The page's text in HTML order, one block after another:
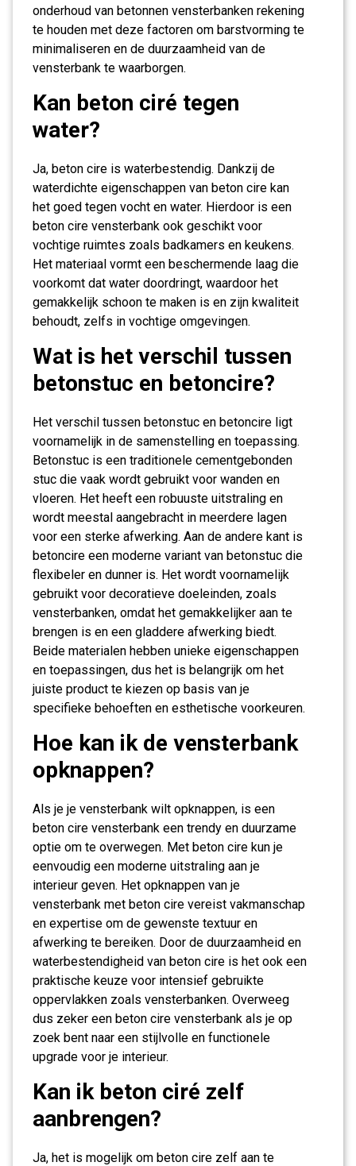
onderhoud van betonnen vensterbanken rekening
te houden met deze factoren om barstvorming te
minimaliseren en de duurzaamheid van de
vensterbank te waarborgen.
Kan beton ciré tegen
water?
Ja, beton cire is waterbestendig. Dankzij de
waterdichte eigenschappen van beton cire kan
het goed tegen vocht en water. Hierdoor is een
beton cire vensterbank ook geschikt voor
vochtige ruimtes zoals badkamers en keukens.
Het materiaal vormt een beschermende laag die
voorkomt dat water doordringt, waardoor het
gemakkelijk schoon te maken is en zijn kwaliteit
behoudt, zelfs in vochtige omgevingen.
Wat is het verschil tussen
betonstuc en betoncire?
Het verschil tussen betonstuc en betoncire ligt
voornamelijk in de samenstelling en toepassing.
Betonstuc is een traditionele cementgebonden
stuc die vaak wordt gebruikt voor wanden en
vloeren. Het heeft een robuuste uitstraling en
wordt meestal aangebracht in meerdere lagen
voor een sterke afwerking. Aan de andere kant is
betoncire een moderne variant van betonstuc die
flexibeler en dunner is. Het wordt voornamelijk
gebruikt voor decoratieve doeleinden, zoals
vensterbanken, omdat het gemakkelijker aan te
brengen is en een gladdere afwerking biedt.
Beide materialen hebben unieke eigenschappen
en toepassingen, dus het is belangrijk om het
juiste product te kiezen op basis van je
specifieke behoeften en esthetische voorkeuren.
Hoe kan ik de vensterbank
opknappen?
Als je je vensterbank wilt opknappen, is een
beton cire vensterbank een trendy en duurzame
optie om te overwegen. Met beton cire kun je
eenvoudig een moderne uitstraling aan je
interieur geven. Het opknappen van je
vensterbank met beton cire vereist vakmanschap
en expertise om de gewenste textuur en
afwerking te bereiken. Door de duurzaamheid en
waterbestendigheid van beton cire is het ook een
praktische keuze voor intensief gebruikte
oppervlakken zoals vensterbanken. Overweeg
dus zeker een beton cire vensterbank als je op
zoek bent naar een stijlvolle en functionele
upgrade voor je interieur.
Kan ik beton ciré zelf
aanbrengen?
Ja, het is mogelijk om beton cire zelf aan te